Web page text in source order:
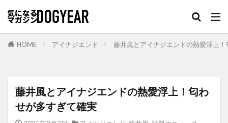
HOME アイナジエンド 藤井風とアイナジエンドの熱愛浮上
藤井風とアイナジエンドの熱愛浮上！匂わ
せが多すぎて確実